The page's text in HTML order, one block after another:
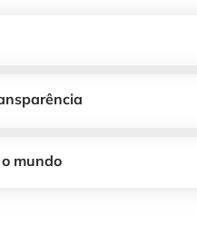
mundo